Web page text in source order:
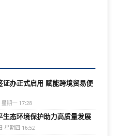
证办正式启用 赋能跨境贸易便
期一 17:28
生态环境保护助力高质量发展
星期四 16:52